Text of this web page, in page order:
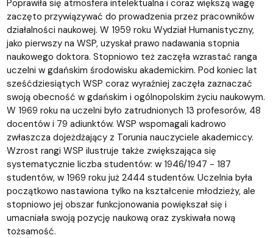
Poprawiła się atmosfera intelektualna i coraz większą wagę
zaczęto przywiązywać do prowadzenia przez pracowników
działalności naukowej. W 1959 roku Wydział Humanistyczny,
jako pierwszy na WSP, uzyskał prawo nadawania stopnia
naukowego doktora. Stopniowo też zaczęła wzrastać ranga
uczelni w gdańskim środowisku akademickim. Pod koniec lat
sześćdziesiątych WSP coraz wyraźniej zaczęła zaznaczać
swoją obecność w gdańskim i ogólnopolskim życiu naukowym.
W 1969 roku na uczelni było zatrudnionych 13 profesorów, 48
docentów i 79 adiunktów. WSP wspomagali kadrowo
zwłaszcza dojeżdżający z Torunia nauczyciele akademiccy.
Wzrost rangi WSP ilustruje także zwiększająca się
systematycznie liczba studentów: w 1946/1947 - 187
studentów, w 1969 roku już 2444 studentów. Uczelnia była
początkowo nastawiona tylko na kształcenie młodzieży, ale
stopniowo jej obszar funkcjonowania powiększał się i
umacniała swoją pozycję naukową oraz zyskiwała nową
tożsamość.